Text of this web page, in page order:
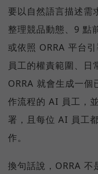
要以自然語言描述需
整理競品動態、9 點
或依照 ORRA 平台
員工的權責範圍、日
ORRA 就會生成一
作流程的 AI 員工，
署，且每位 AI 員工
作。
換句話說，ORRA